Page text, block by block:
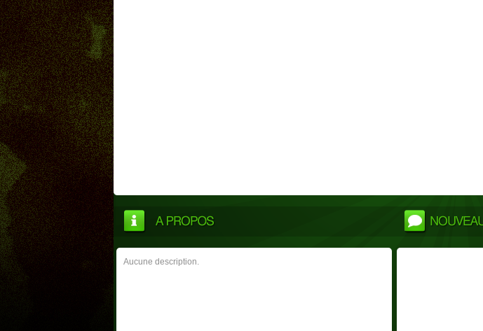
Aucune description.